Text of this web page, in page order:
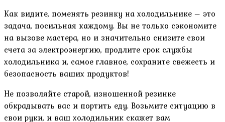
Как видите, поменять резинку на холодильнике – это
задача, посильная каждому. Вы не только сэкономите
на вызове мастера, но и значительно снизите свои
счета за электроэнергию, продлите срок службы
холодильника и, самое главное, сохраните свежесть и
безопасность ваших продуктов!
Не позволяйте старой, изношенной резинке
обкрадывать вас и портить еду. Возьмите ситуацию в
свои руки, и ваш холодильник скажет вам